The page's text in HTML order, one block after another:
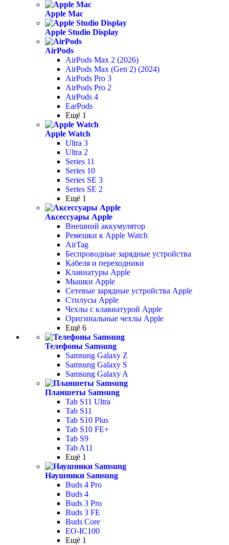
Apple Mac
Apple Studio Display
AirPods
AirPods Max 2 (2026)
AirPods Max (Gen 2) (2024)
AirPods Pro 3
AirPods Pro 2
AirPods 4
EarPods
Ещё 1
Apple Watch
Ultra 3
Ultra 2
Series 11
Series 10
Series SE 3
Series SE 2
Ещё 1
Аксессуары Apple
Внешний аккумулятор
Ремешки к Apple Watch
AirTag
Беспроводные зарядные устройства
Кабеля и переходники
Клавиатуры Apple
Мышки Apple
Сетевые зарядные устройства Apple
Стилусы Apple
Чехлы с клавиатурой Apple
Оригинальные чехлы Apple
Ещё 6
Телефоны Samsung
Samsung Galaxy Z
Samsung Galaxy S
Samsung Galaxy A
Планшеты Samsung
Tab S11 Ultra
Tab S11
Tab S10 Plus
Tab S10 FE+
Tab S9
Tab A11
Ещё 1
Наушники Samsung
Buds 4 Pro
Buds 4
Buds 3 Pro
Buds 3 FE
Buds Core
EO-IC100
Ещё 1